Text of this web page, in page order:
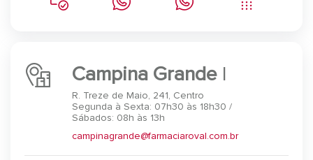
Campina Grande I
R. Treze de Maio, 241, Centro
Segunda à Sexta: 07h30 às 18h30 /
Sábados: 08h às 13h
campinagrande@farmaciaroval.com.br